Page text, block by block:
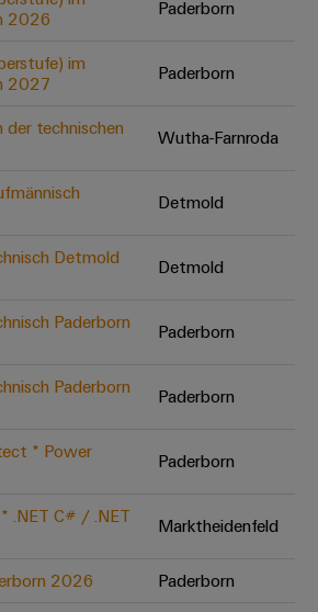
im Bereich
Digital
neuen Niveau
schnell
2026
Paderborn
im
2027
Paderborn
der technischen
Wutha-Farnroda
Detmold
Detmold
Detmold
Paderborn
Paderborn
Paderborn
Paderborn
* Power
Paderborn
.NET C# / .NET
Marktheidenfeld
2026
Paderborn